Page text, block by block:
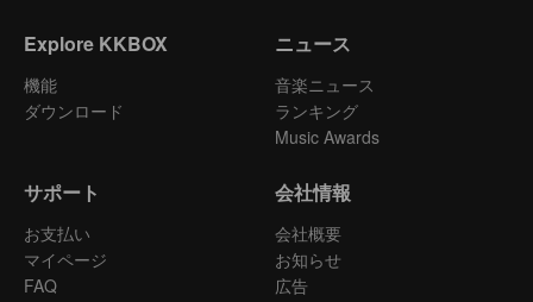
Explore KKBOX
機能
ダウンロード
ニュース
音楽ニュース
ランキング
Music Awards
サポート
お支払い
マイページ
FAQ
会社情報
会社概要
お知らせ
広告